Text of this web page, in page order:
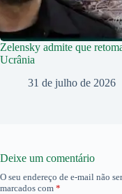
Zelensky admite que
Ucrânia
31 de julho de 2026
Deixe um comentário
O seu endereço de e-mail não
marcados com *